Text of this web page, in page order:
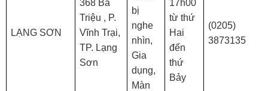
LẠNG SƠN
368 Bà
Triệu , P.
Vĩnh Trại,
TP. Lạng
Sơn
bị
nghe
nhìn,
Gia
dụng,
Màn
17h00
từ thứ
Hai
đến
thứ
Bảy
(0205)
3873135